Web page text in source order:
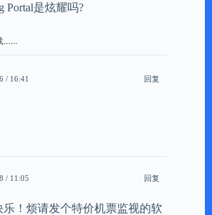
Portal是炫耀吗?
……
/ 16:41 回复
/ 11:05 回复
乐！烦请发个特价机票监视的软